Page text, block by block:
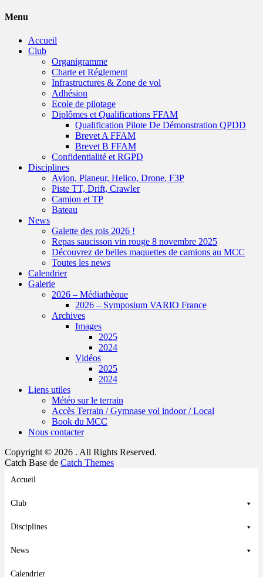
Menu
Accueil
Club
Organigramme
Charte et Réglement
Infrastructures & Zone de vol
Adhésion
Ecole de pilotage
Diplômes et Qualifications FFAM
Qualification Pilote De Démonstration QPDD
Brevet A FFAM
Brevet B FFAM
Confidentialité et RGPD
Disciplines
Avion, Planeur, Helico, Drone, F3P
Piste TT, Drift, Crawler
Camion et TP
Bateau
News
Galette des rois 2026 !
Repas saucisson vin rouge 8 novembre 2025
Découvrez de belles maquettes de camions au MCC
Toutes les news
Calendrier
Galerie
2026 – Médiathèque
2026 – Symposium VARIO France
Archives
Images
2025
2024
Vidéos
2025
2024
Liens utiles
Météo sur le terrain
Accès Terrain / Gymnase vol indoor / Local
Book du MCC
Nous contacter
Copyright © 2026 . All Rights Reserved.
Catch Base de Catch Themes
remonter
Accueil
Club
Disciplines
News
Calendrier